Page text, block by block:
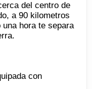
del centro de
a 90 kilometros
hora te separa
con